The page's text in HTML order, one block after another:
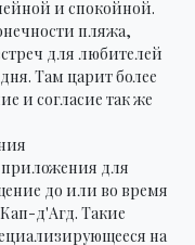
и спокойной.
пляжа,
для любителей
Там царит более
и согласие так же
для
до или во время
д'Агд. Такие
на